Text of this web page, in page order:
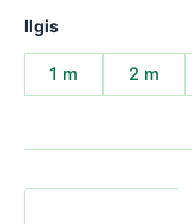
Ilgis
1 m 2 m